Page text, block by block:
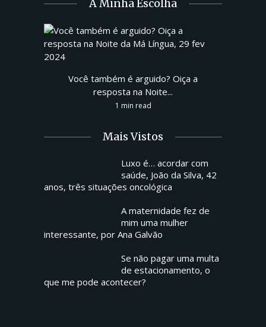
A Minha Escolha
Você também é arguido? Oiça a
resposta na Noite...
1 min read
Mais Vistos
Luxo é… acordar com
saúde, João da Silva, 42
anos, três situações oncológica
A maternidade fez de
mim uma mulher
interessante, por Ana Galvão
Se não pagar uma multa
de estacionamento, o
que me pode acontecer?